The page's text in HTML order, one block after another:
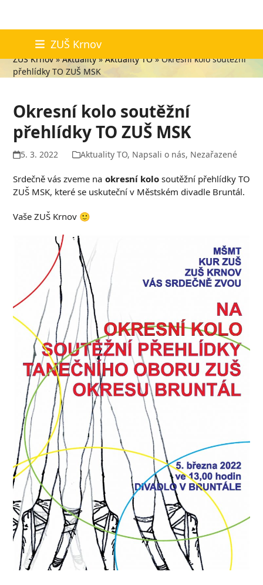
content
ZUŠ Krnov
Aktuality
ZUŠ Krnov»Aktuality»Aktuality TO»Okresní kolo soutěžní
přehlídky TO ZUŠ MSK
Okresní kolo soutěžní
přehlídky TO ZUŠ MSK
5. 3. 2022 Aktuality TO, Napsali o nás, Nezařazené
Srdečně vás zveme na okresní kolosoutěžní přehlídky TO
ZUŠ MSK, které se uskuteční v Městském divadle Bruntál.
Vaše ZUŠ Krnov 🙂